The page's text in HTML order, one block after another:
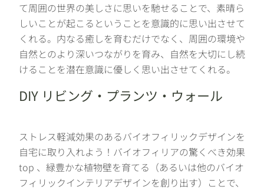
て周囲の世界の美しさに思いを馳せることで、素晴ら
しいことが起こるということを意識的に思い出させて
くれる。内なる癒しを育むだけでなく、周囲の環境や
自然とのより深いつながりを育み、自然を大切にし続
けることを潜在意識に優しく思い出させてくれる。
DIY リビング・プランツ・ウォール
ストレス軽減効果のあるバイオフィリックデザインを
自宅に取り入れよう！バイオフィリアの驚くべき効果
top 、緑豊かな植物壁を育てる（あるいは他のバイオ
フィリックインテリアデザインを創り出す）ことで、